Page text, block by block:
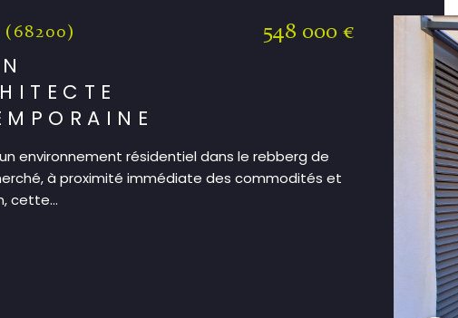
(68200) 548 000 €
environnement résidentiel dans le rebberg de
à proximité immédiate des commodités et
cette...